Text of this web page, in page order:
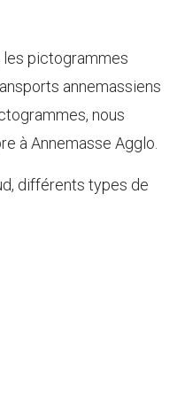
les pictogrammes
annemassiens
nous
à Annemasse Agglo.
différents types de